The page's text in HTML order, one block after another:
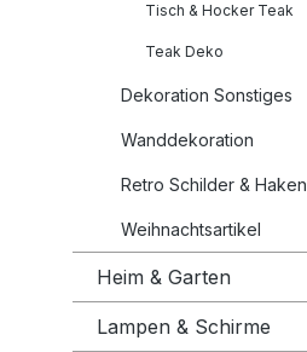
Tisch & Hocker Teak
Teak Deko
Dekoration Sonstiges
Wanddekoration
Retro Schilder & Haken
Weihnachtsartikel
Heim & Garten
Lampen & Schirme